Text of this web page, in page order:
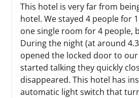
This hotel is very far from
hotel. We stayed 4 people for
one single room for 4 people,
During the night (at around
opened the locked door to
started talking they quickly
disappeared. This hotel has
automatic light switch that